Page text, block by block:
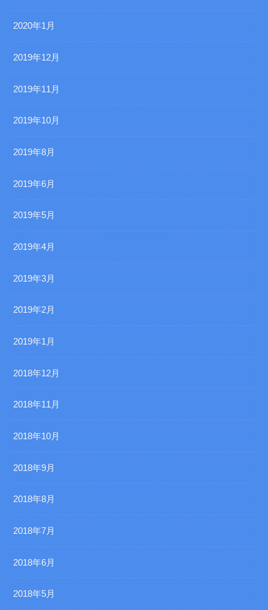
2020年1月
2019年12月
2019年11月
2019年10月
2019年8月
2019年6月
2019年5月
2019年4月
2019年3月
2019年2月
2019年1月
2018年12月
2018年11月
2018年10月
2018年9月
2018年8月
2018年7月
2018年6月
2018年5月